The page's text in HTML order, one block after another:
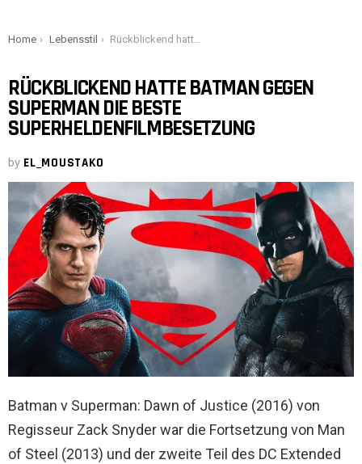
You are here:
Home Lebensstil Rückblickend hatte Batman gegen Superman die beste Superheldenfilmbesetzung
RÜCKBLICKEND HATTE BATMAN GEGEN
SUPERMAN DIE BESTE
SUPERHELDENFILMBESETZUNG
by EL_MOUSTAKO
Batman v Superman: Dawn of Justice (2016) von
Regisseur Zack Snyder war die Fortsetzung von Man
of Steel (2013) und der zweite Teil des DC Extended